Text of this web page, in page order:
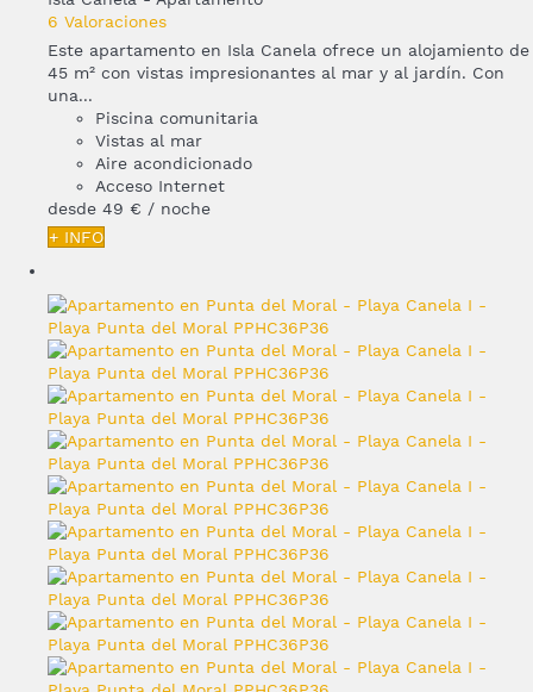
6 Valoraciones
Este apartamento en Isla Canela ofrece un alojamiento de
45 m² con vistas impresionantes al mar y al jardín. Con
una...
Piscina comunitaria
Vistas al mar
Aire acondicionado
Acceso Internet
desde 49 € / noche
+ INFO